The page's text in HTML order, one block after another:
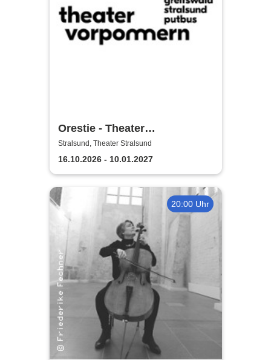
Orestie - Theater
Vorpommern
Stralsund, Theater Stralsund
16.10.2026 - 10.01.2027
20:00 Uhr